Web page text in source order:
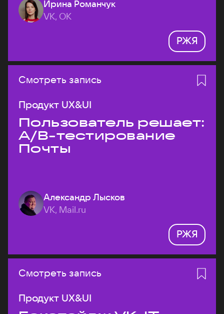
Ирина Романчук
VK, ОК
РЖЯ
Смотреть запись
Продукт UX&UI
Пользователь решает:
A/B-тестирование
Почты
Александр Лысков
VK, Mail.ru
РЖЯ
Смотреть запись
Продукт UX&UI